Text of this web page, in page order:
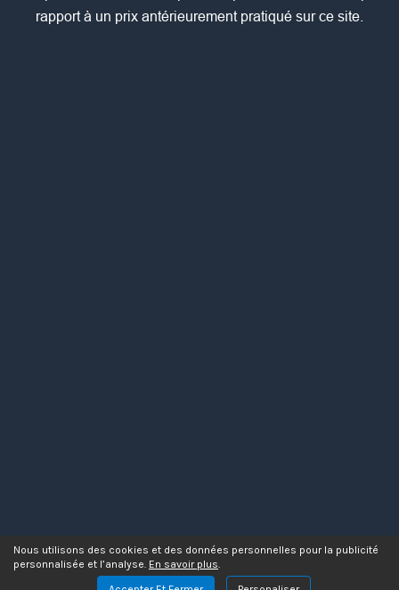
rapport à un prix antérieurement pratiqué sur ce site.
Nous utilisons des cookies et des données personnelles pour la publicité
personnalisée et l’analyse. En savoir plus.